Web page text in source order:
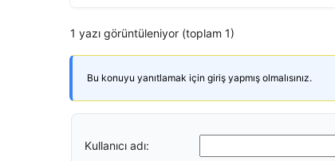
1 yazı görüntüleniyor (toplam 1)
Bu konuyu yanıtlamak için giriş yapmış olmalısınız.
Kullanıcı adı: